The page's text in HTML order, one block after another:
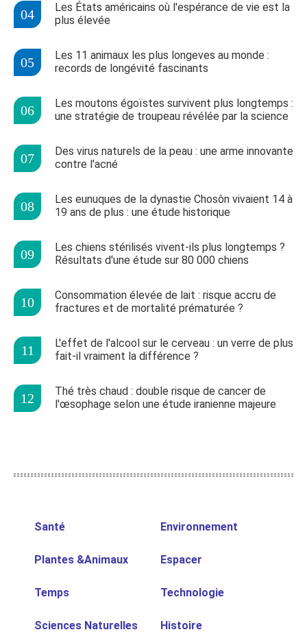
Les États américains où l'espérance de vie est la
plus élevée
Les 11 animaux les plus longeves au monde :
records de longévité fascinants
Les moutons égoïstes survivent plus longtemps :
une stratégie de troupeau révélée par la science
Des virus naturels de la peau : une arme innovante
contre l'acné
Les eunuques de la dynastie Chosôn vivaient 14 à
19 ans de plus : une étude historique
Les chiens stérilisés vivent-ils plus longtemps ?
Résultats d'une étude sur 80 000 chiens
Consommation élevée de lait : risque accru de
fractures et de mortalité prématurée ?
L'effet de l'alcool sur le cerveau : un verre de plus
fait-il vraiment la différence ?
Thé très chaud : double risque de cancer de
l'œsophage selon une étude iranienne majeure
Santé Environnement
Plantes &Animaux Espacer
Temps Technologie
Sciences Naturelles Histoire